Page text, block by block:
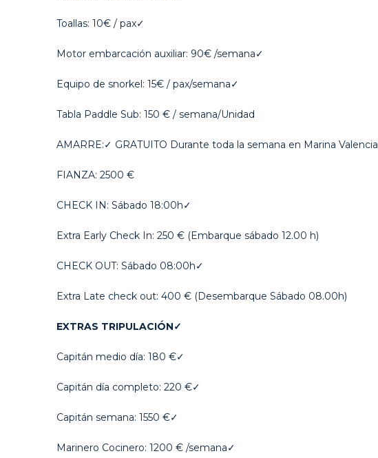
Toallas: 10€ / pax✓
Motor embarcación auxiliar: 90€ /semana✓
Equipo de snorkel: 15€ / pax/semana✓
Tabla Paddle Sub: 150 € / semana/Unidad
AMARRE:✓ GRATUITO Durante toda la semana en Marina Valencia
FIANZA: 2500 €
CHECK IN: Sábado 18:00h✓
Extra Early Check In: 250 € (Embarque sábado 12.00 h)
CHECK OUT: Sábado 08:00h✓
Extra Late check out: 400 € (Desembarque Sábado 08.00h)
EXTRAS TRIPULACIÓN✓
Capitán medio día: 180 €✓
Capitán día completo: 220 €✓
Capitán semana: 1550 €✓
Marinero Cocinero: 1200 € /semana✓